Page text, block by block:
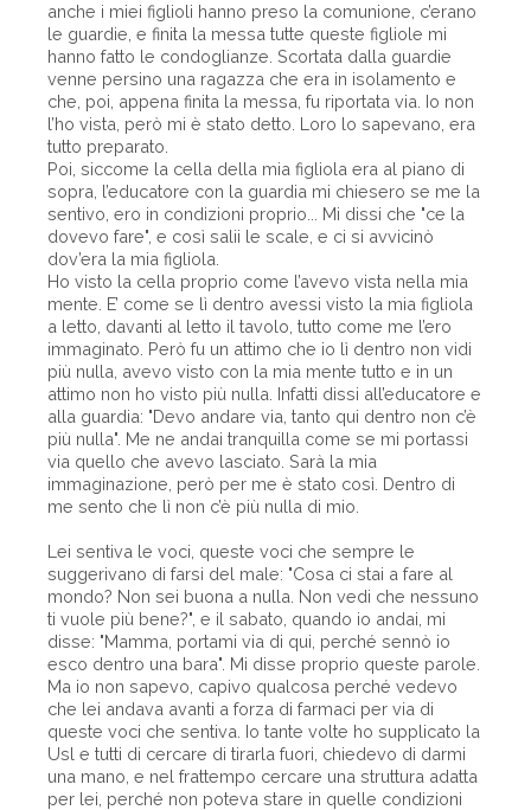
anche i miei figlioli hanno preso la comunione, c’erano
le guardie, e finita la messa tutte queste figliole mi
hanno fatto le condoglianze. Scortata dalla guardie
venne persino una ragazza che era in isolamento e
che, poi, appena finita la messa, fu riportata via. Io non
l’ho vista, però mi è stato detto. Loro lo sapevano, era
tutto preparato.
Poi, siccome la cella della mia figliola era al piano di
sopra, l’educatore con la guardia mi chiesero se me la
sentivo, ero in condizioni proprio... Mi dissi che "ce la
dovevo fare", e così salii le scale, e ci si avvicinò
dov’era la mia figliola.
Ho visto la cella proprio come l’avevo vista nella mia
mente. E’ come se lì dentro avessi visto la mia figliola
a letto, davanti al letto il tavolo, tutto come me l’ero
immaginato. Però fu un attimo che io lì dentro non vidi
più nulla, avevo visto con la mia mente tutto e in un
attimo non ho visto più nulla. Infatti dissi all’educatore e
alla guardia: "Devo andare via, tanto qui dentro non c’è
più nulla". Me ne andai tranquilla come se mi portassi
via quello che avevo lasciato. Sarà la mia
immaginazione, però per me è stato così. Dentro di
me sento che lì non c’è più nulla di mio.
Lei sentiva le voci, queste voci che sempre le
suggerivano di farsi del male: "Cosa ci stai a fare al
mondo? Non sei buona a nulla. Non vedi che nessuno
ti vuole più bene?", e il sabato, quando io andai, mi
disse: "Mamma, portami via di qui, perché sennò io
esco dentro una bara". Mi disse proprio queste parole.
Ma io non sapevo, capivo qualcosa perché vedevo
che lei andava avanti a forza di farmaci per via di
queste voci che sentiva. Io tante volte ho supplicato la
Usl e tutti di cercare di tirarla fuori, chiedevo di darmi
una mano, e nel frattempo cercare una struttura adatta
per lei, perché non poteva stare in quelle condizioni